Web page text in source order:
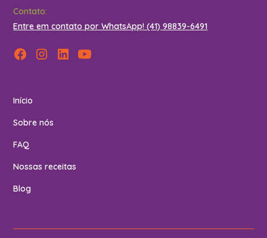
Contato:
Entre em contato por WhatsApp! (41) 98839-6491
Início
Sobre nós
FAQ
Nossas receitas
Blog